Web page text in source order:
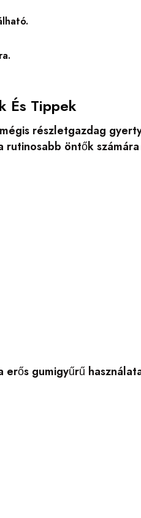
És Tippek
részletgazdag
öntők
gumigyűrű